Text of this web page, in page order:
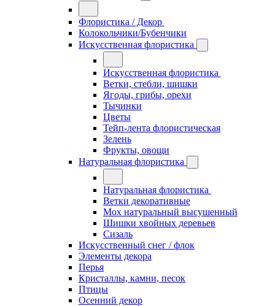
Флористика / Декор
Колокольчики/Бубенчики
Искусственная флористика
Искусственная флористика
Ветки, стебли, шишки
Ягоды, грибы, орехи
Тычинки
Цветы
Тейп-лента флористическая
Зелень
Фрукты, овощи
Натуральная флористика
Натуральная флористика
Ветки декоративные
Мох натуральный высушенный
Шишки хвойных деревьев
Сизаль
Искусственный снег / флок
Элементы декора
Перья
Кристаллы, камни, песок
Птицы
Осенний декор